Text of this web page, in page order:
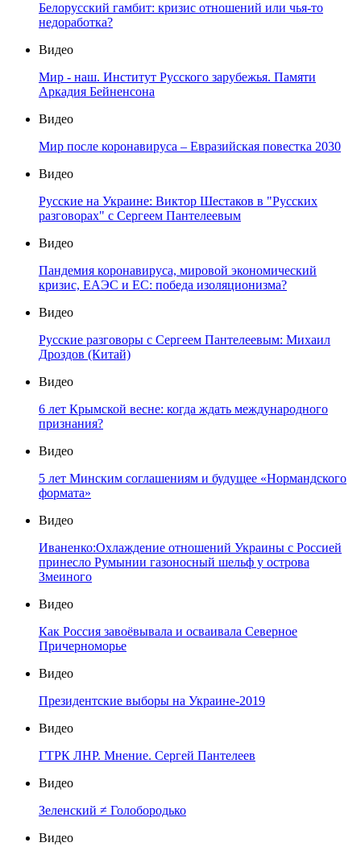
Белорусский гамбит: кризис отношений или чья-то
недоработка?
Видео
Мир - наш. Институт Русского зарубежья. Памяти
Аркадия Бейненсона
Видео
Мир после коронавируса – Евразийская повестка 2030
Видео
Русские на Украине: Виктор Шестаков в "Русских
разговорах" с Сергеем Пантелеевым
Видео
Пандемия коронавируса, мировой экономический
кризис, ЕАЭС и ЕС: победа изоляционизма?
Видео
Русские разговоры с Сергеем Пантелеевым: Михаил
Дроздов (Китай)
Видео
6 лет Крымской весне: когда ждать международного
признания?
Видео
5 лет Минским соглашениям и будущее «Нормандского
формата»
Видео
Иваненко:Охлаждение отношений Украины с Россией
принесло Румынии газоносный шельф у острова
Змеиного
Видео
Как Россия завоёвывала и осваивала Северное
Причерноморье
Видео
Президентские выборы на Украине-2019
Видео
ГТРК ЛНР. Мнение. Сергей Пантелеев
Видео
Зеленский ≠ Голобородько
Видео